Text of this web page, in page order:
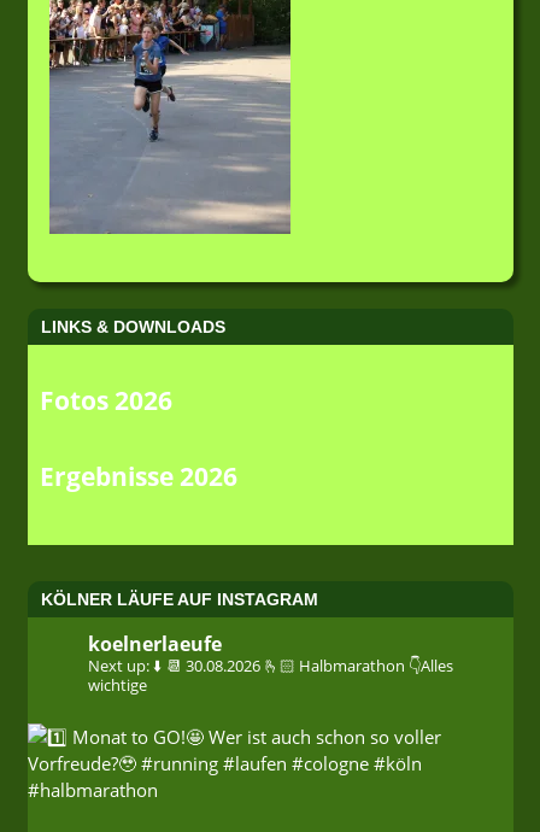
LINKS & DOWNLOADS
Fotos 2026
Ergebnisse 2026
KÖLNER LÄUFE AUF INSTAGRAM
koelnerlaeufe
Next up: ⬇️ 📆 30.08.2026 🫰🏻 Halbmarathon 👇Alles
wichtige